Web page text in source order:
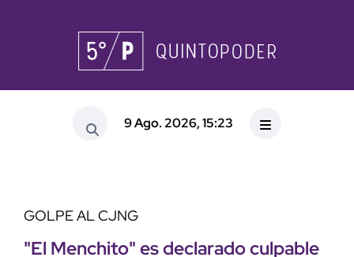
9 Ago. 2026, 15:23
GOLPE AL CJNG
"El Menchito" es declarado culpable